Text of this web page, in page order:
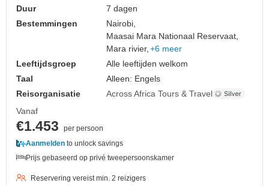
Duur
7 dagen
Bestemmingen
Nairobi,
Maasai Mara Nationaal Reservaat,
Mara rivier, +6 meer
Leeftijdsgroep
Alle leeftijden welkom
Taal
Alleen: Engels
Reisorganisatie
Across Africa Tours & Travel
Vanaf
€1.453
per persoon
Aanmelden to unlock savings
Prijs gebaseerd op privé tweepersoonskamer
Reservering vereist min. 2 reizigers